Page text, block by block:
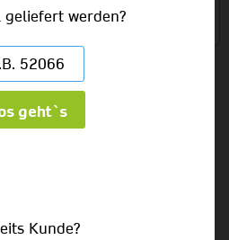
geliefert werden?
geht`s
Kunde?